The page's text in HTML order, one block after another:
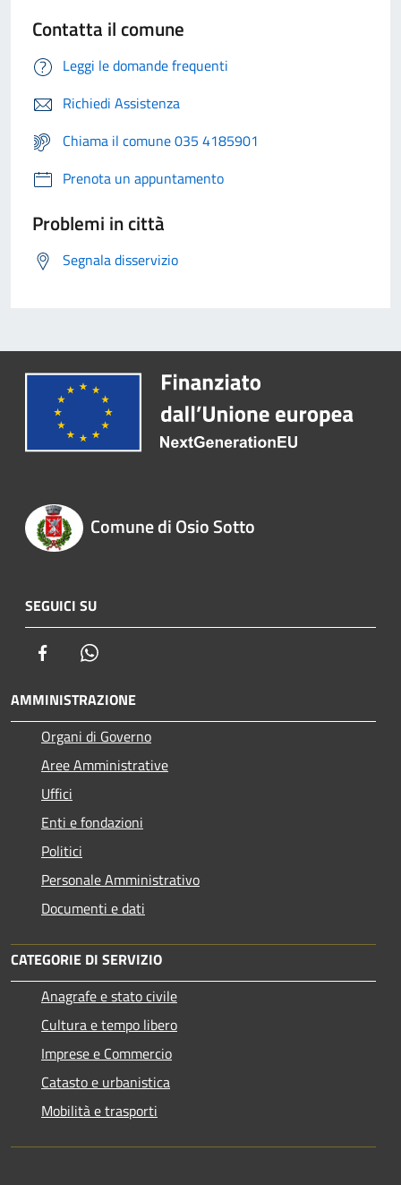
Contatta il comune
Leggi le domande frequenti
Richiedi Assistenza
Chiama il comune 035 4185901
Prenota un appuntamento
Problemi in città
Segnala disservizio
Comune di Osio Sotto
SEGUICI SU
Facebook
AMMINISTRAZIONE
Organi di Governo
Aree Amministrative
Uffici
Enti e fondazioni
Politici
Personale Amministrativo
Documenti e dati
CATEGORIE DI SERVIZIO
Anagrafe e stato civile
Cultura e tempo libero
Imprese e Commercio
Catasto e urbanistica
Mobilità e trasporti